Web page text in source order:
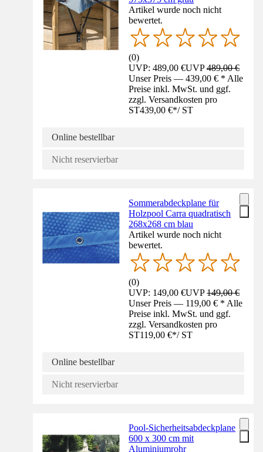
Artikel wurde noch nicht
bewertet.
(0)
UVP: 489,00 €UVP489,00 €
Unser Preis — 439,00 € * Alle
Preise inkl. MwSt. und ggf.
zzgl. Versandkosten pro
ST439,00 €*/ ST
Online bestellbar
Nicht reservierbar
Sommerabdeckplane für
Holzpool Carra quadratisch
268x268 cm blau
Artikel wurde noch nicht
bewertet.
(0)
UVP: 149,00 €UVP149,00 €
Unser Preis — 119,00 € * Alle
Preise inkl. MwSt. und ggf.
zzgl. Versandkosten pro
ST119,00 €*/ ST
Online bestellbar
Nicht reservierbar
Pool-Sicherheitsabdeckplane
600 x 300 cm mit
Aluminiumrohr